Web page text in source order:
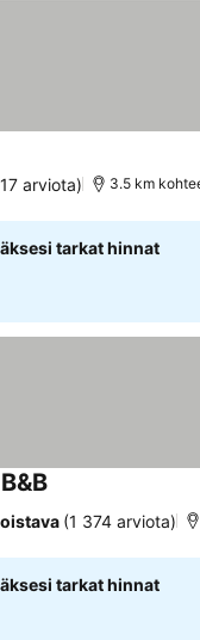
arviota) 3.5 km
tarkat hinnat
(1 374 arviota)
tarkat hinnat